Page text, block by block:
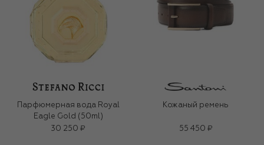
Парфюмерная вода Royal
Eagle Gold (50ml)
30 250 ₽
Кожаный ремень
55 450 ₽